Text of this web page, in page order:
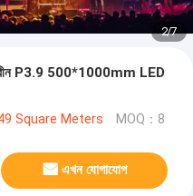
2/7
স্ক্রীন P3.9 500*1000mm LED
Square Meters MOQ：8
এখন যোগাযোগ